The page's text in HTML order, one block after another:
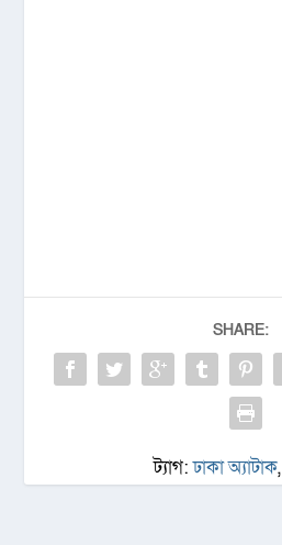
SHARE:
ট্যাগ:ঢাকা অ্যাটাক,